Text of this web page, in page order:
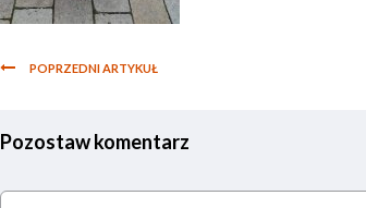
POPRZEDNI ARTYKUŁ
Pozostaw komentarz